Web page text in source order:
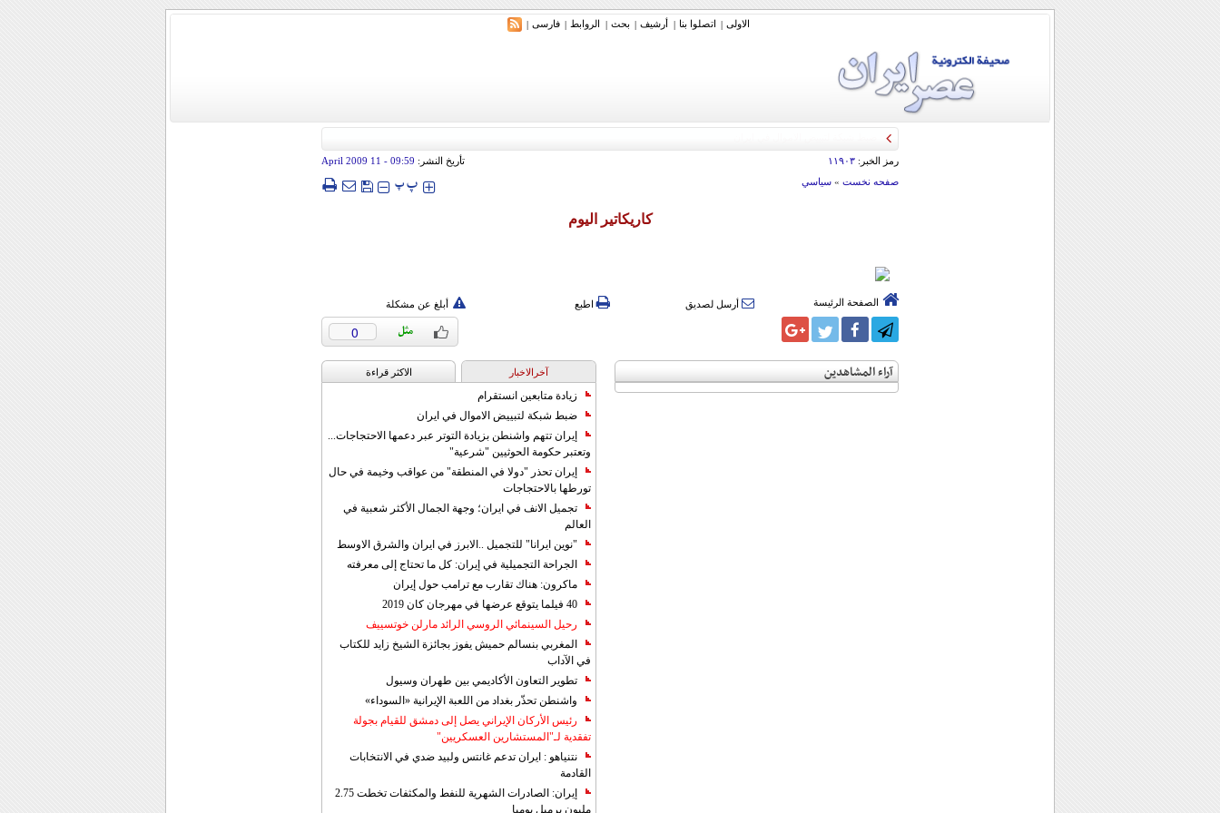
الاولی | اتصلوا بنا | أرشیف | بحث | الروابط | فارسی |
رمز الخبر: ۱۱۹۰۳ تأريخ النشر: 09:59
- 11 April 2009
صفحه نخست» سياسي ‍‍‍ پپ
كاريكاتير اليوم
الصفحة الرئيسة أرسل لصديق اطبع أبلغ عن مشكلة
0
آراء المشاهدين آخرالاخبار الاکثر قراءة
زيادة متابعين انستقرام
ضبط شبكة لتبييض الاموال في ايران
إيران تتهم واشنطن بزيادة التوتر عبر دعمها الاحتجاجات...
وتعتبر حكومة الحوثيين "شرعية"
إيران تحذر "دولا في المنطقة" من عواقب وخيمة في حال
تورطها بالاحتجاجات
تجميل الانف في ايران؛ وجهة الجمال الأكثر شعبية في
العالم
"نوين ايرانا" للتجميل ..الابرز في ايران والشرق الاوسط
الجراحة التجميلية في إيران: كل ما تحتاج إلى معرفته
ماكرون: هناك تقارب مع ترامب حول إيران
40 فيلما يتوقع عرضها في مهرجان كان 2019
رحيل السينمائي الروسي الرائد مارلن خوتسييف
المغربي بنسالم حميش يفوز بجائزة الشيخ زايد للكتاب
في الآداب
تطوير التعاون الأكاديمي بين طهران وسيول
واشنطن تحذّر بغداد من اللعبة الإيرانية «السوداء»
رئيس الأركان الإيراني يصل إلى دمشق للقيام بجولة
تفقدية لـ"المستشارين العسكريين"
نتنياهو : ايران تدعم غانتس ولبيد ضدي في الانتخابات
القادمة
إيران: الصادرات الشهریة للنفط والمكثفات تخطت 2.75
مليون برميل يوميا